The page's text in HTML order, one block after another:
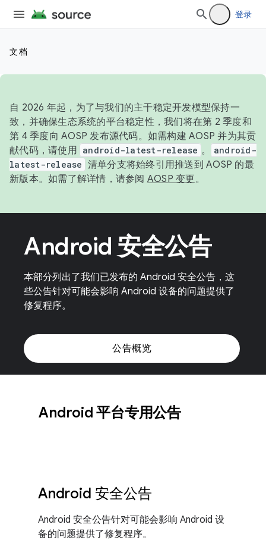
登录
文档
自 2026 年起，为了与我们的主干稳定开发模型保持一
致，并确保生态系统的平台稳定性，我们将在第 2 季度和
第 4 季度向 AOSP 发布源代码。如需构建 AOSP 并为其贡
献代码，请使用 android-latest-release 。
android-
latest-release 清单分支将始终引用推送到 AOSP 的最
新版本。如需了解详情，请参阅 AOSP 变更。
Android 安全公告
本部分列出了我们已发布的 Android 安全公告，这
些公告针对可能会影响 Android 设备的问题提供了
修复程序。
公告概览
Android 平台专用公告
Android 安全公告
Android 安全公告针对可能会影响 Android 设
备的问题提供了修复程序。